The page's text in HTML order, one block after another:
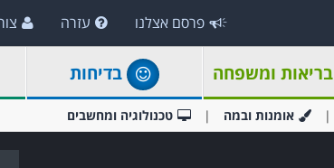
פרסם אצלנו עזרה
בריאות ומשפחה בדיחות
אומנות ובמה טכנולוגיה ומחשבים